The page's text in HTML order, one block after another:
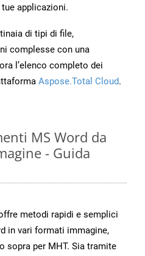
applicazioni.
di tipi di file,
complesse con una
l’elenco completo dei
Aspose.Total Cloud.
MS Word da
- Guida
metodi rapidi e semplici
in vari formati immagine,
sopra per MHT. Sia tramite